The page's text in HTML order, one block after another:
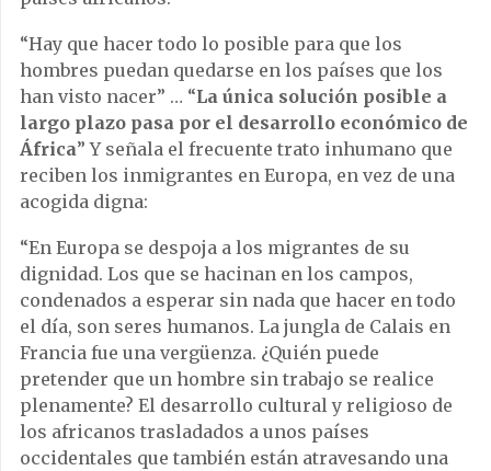
“Hay que hacer todo lo posible para que los
hombres puedan quedarse en los países que los
han visto nacer” … “La única solución posible a
largo plazo pasa por el desarrollo económico de
África” Y señala el frecuente trato inhumano que
reciben los inmigrantes en Europa, en vez de una
acogida digna:
“En Europa se despoja a los migrantes de su
dignidad. Los que se hacinan en los campos,
condenados a esperar sin nada que hacer en todo
el día, son seres humanos. La jungla de Calais en
Francia fue una vergüenza. ¿Quién puede
pretender que un hombre sin trabajo se realice
plenamente? El desarrollo cultural y religioso de
los africanos trasladados a unos países
occidentales que también están atravesando una